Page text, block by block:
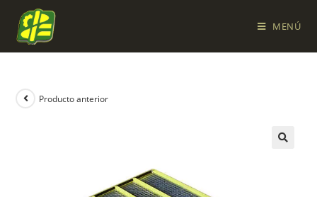
MENÚ
Producto anterior